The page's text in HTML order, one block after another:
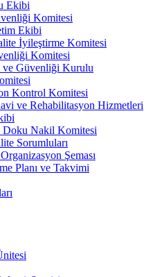
Ekibi
Komitesi
Ekibi
İyileştirme Komitesi
Komitesi
ve Güvenliği Kurulu
Kontrol Komitesi
ve Rehabilitasyon Hizmetleri
Doku Nakil Komitesi
Sorumluları
Şeması
Planı ve Takvimi